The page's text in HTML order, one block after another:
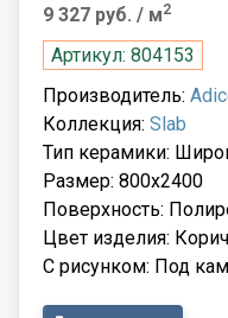
9 327 руб. / м2
Артикул: 804153
Производитель:
Коллекция: Slab
Тип керамики:
Размер: 800x2400
Поверхность:
Цвет изделия:
С рисунком: Под